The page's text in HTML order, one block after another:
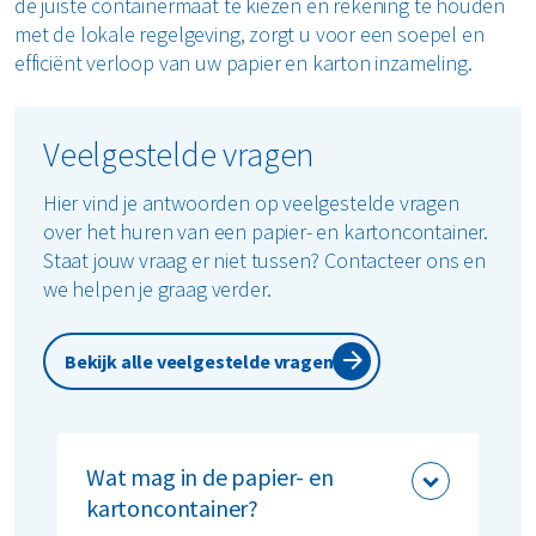
met de lokale regelgeving, zorgt u voor een soepel en
efficiënt verloop van uw papier en karton inzameling.
Veelgestelde vragen
Hier vind je antwoorden op veelgestelde vragen
over het huren van een papier- en kartoncontainer.
Staat jouw vraag er niet tussen? Contacteer ons en
we helpen je graag verder.
Bekijk alle veelgestelde vragen
Wat mag in de papier- en
kartoncontainer?